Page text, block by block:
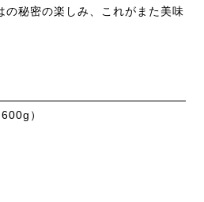
の秘密の楽しみ、これがまた美味
）